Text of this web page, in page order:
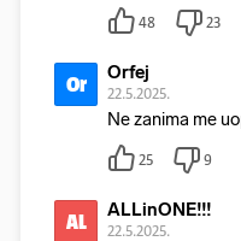
48 23
Or Orfej
22.5.2025.
Ne zanima me
25 9
AL ALLinONE!!!
22.5.2025.